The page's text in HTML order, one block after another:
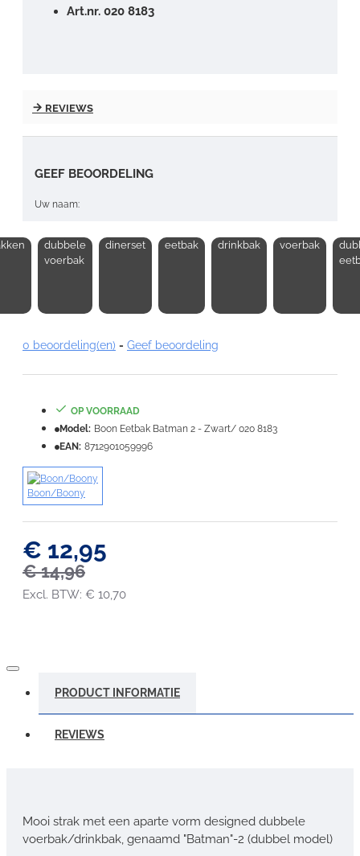
Art.nr. 020 8183
REVIEWS
GEEF BEOORDELING
Uw naam:
VERDER
dubbele
voerbak
dinerset eetbak drinkbak voerbak
0 beoordeling(en) - Geef beoordeling
€ 12,95
€ 14,96
Excl. BTW: € 10,70
OP VOORRAAD
Model: Boon Eetbak Batman 2 - Zwart/ 020 8183
EAN: 8712901059996
Boon/Boony
PRODUCT INFORMATIE
REVIEWS
Mooi strak met een aparte vorm designed dubbele
voerbak/drinkbak, genaamd "Batman"-2 (dubbel model)